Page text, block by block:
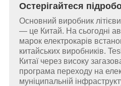
Остерігайтеся
Основний виробник
— це Китай. На сьогодні
марок електрокарів
китайських виробників.
Китаї через високу
програма переходу на
муніципальній